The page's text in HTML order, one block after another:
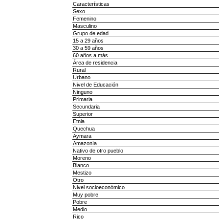
Características
Sexo
Femenino
Masculino
Grupo de edad
15 a 29 años
30 a 59 años
60 años a más
Área de residencia
Rural
Urbano
Nivel de Educación
Ninguno
Primaria
Secundaria
Superior
Etnia
Quechua
Aymara
Amazonía
Nativo de otro pueblo
Moreno
Blanco
Mestizo
Otro
Nivel socioeconómico
Muy pobre
Pobre
Medio
Rico